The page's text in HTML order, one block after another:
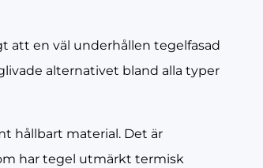
att en väl underhållen tegelfasad
alternativet bland alla typer
hållbart material. Det är
har tegel utmärkt termisk